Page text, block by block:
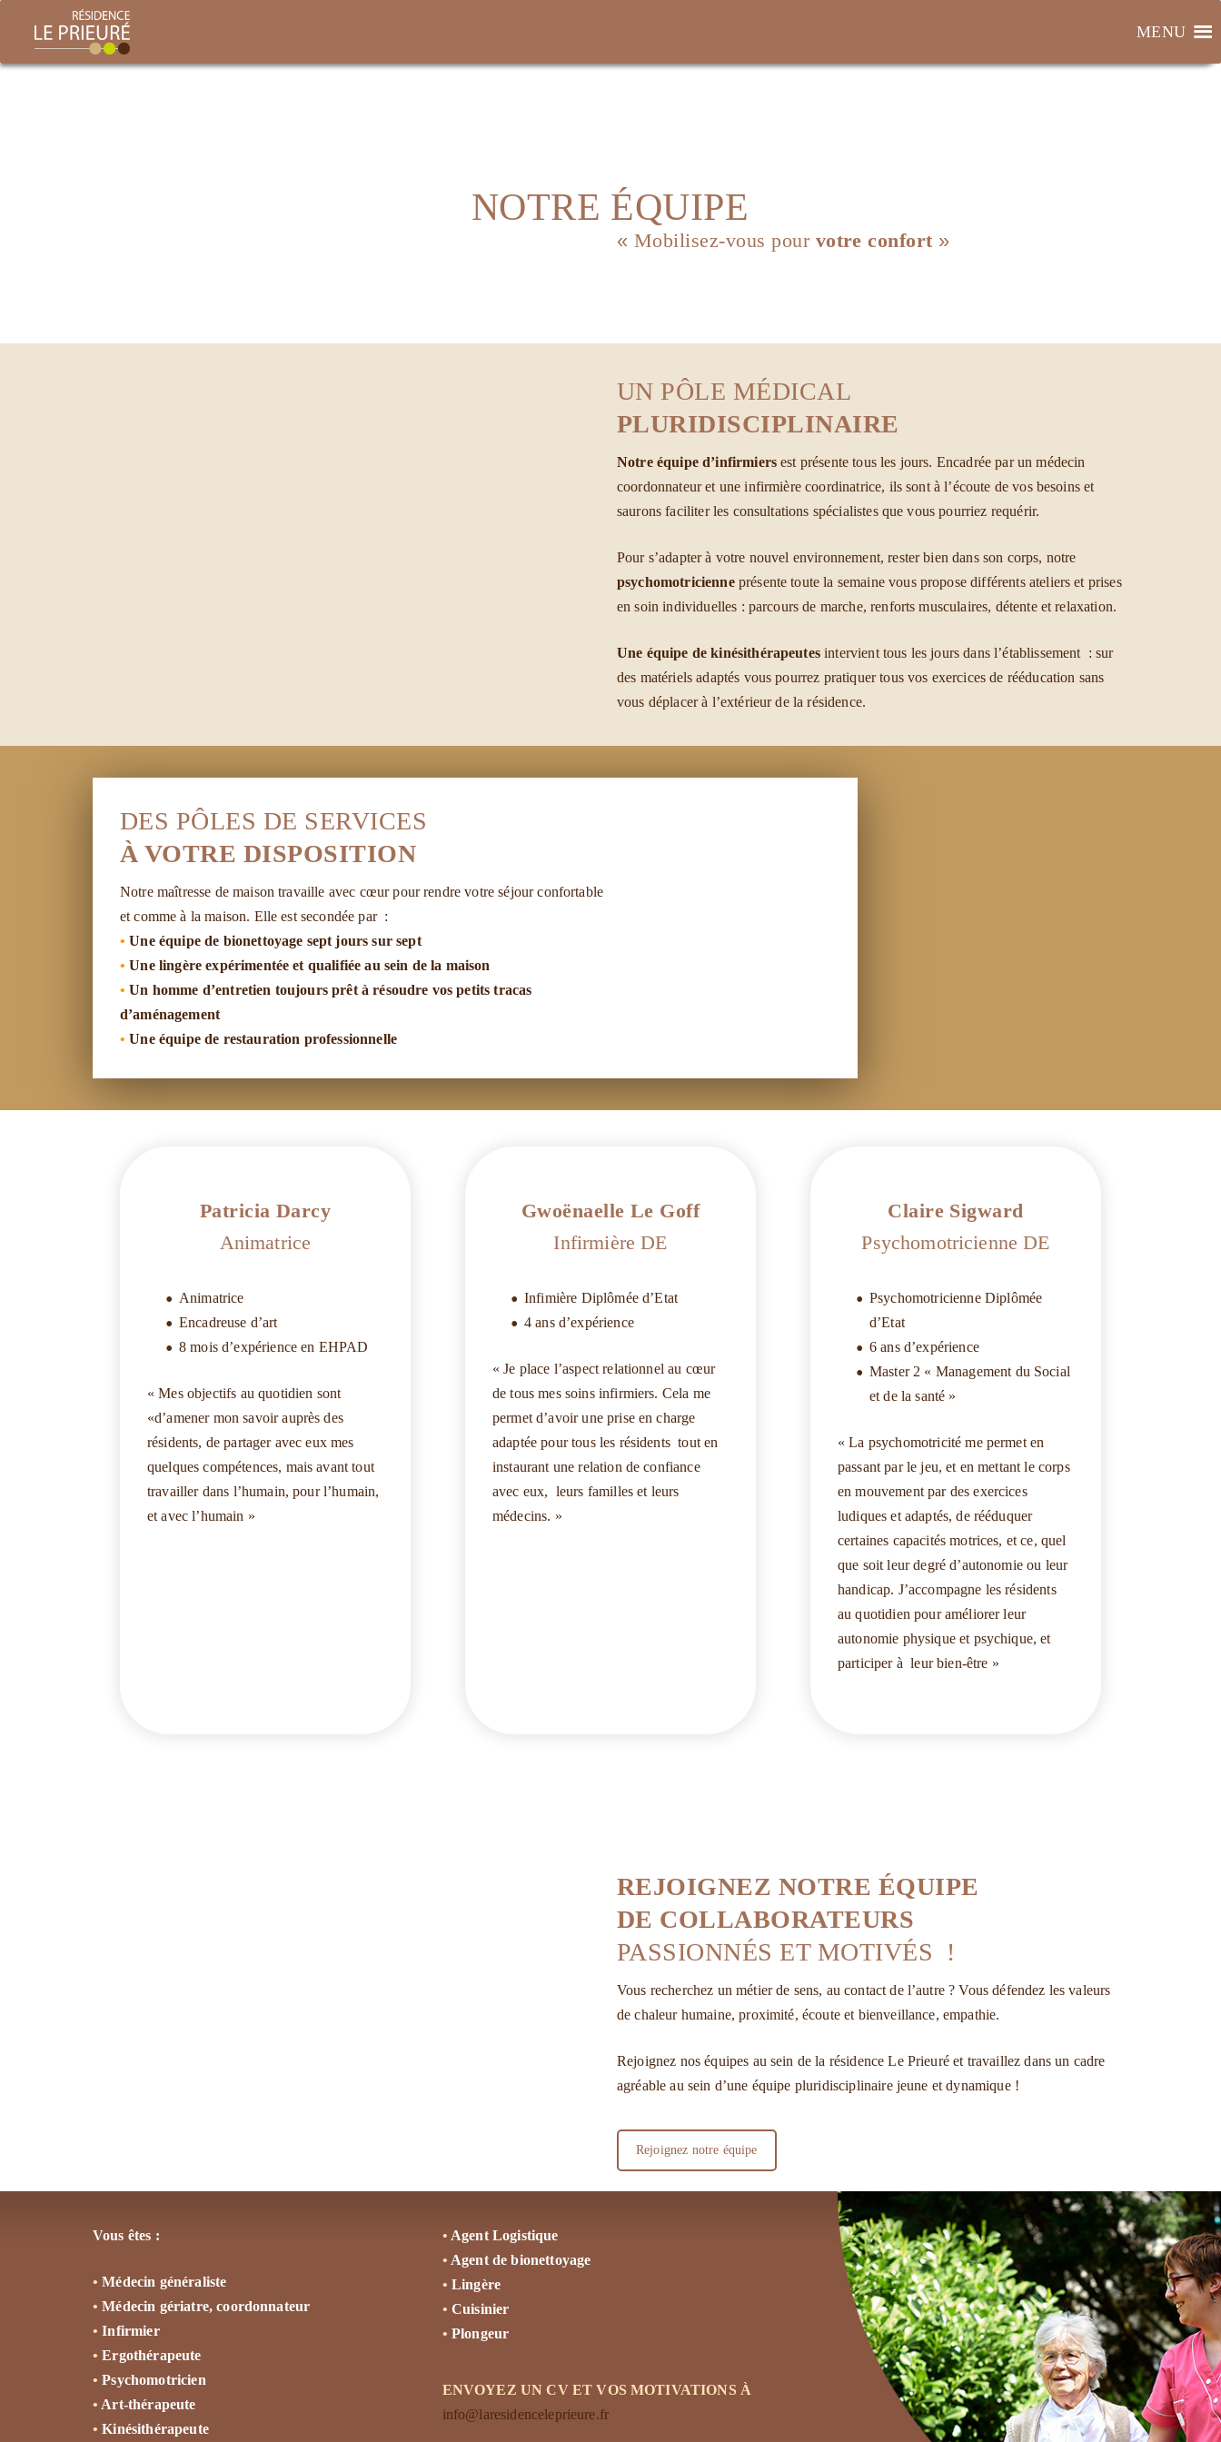
MENU
NOTRE ÉQUIPE
Mobilisez-vous pourvotre confort
UN PÔLE MÉDICAL
PLURIDISCIPLINAIRE
Notre équipe d’infirmiers est présente tous les jours. Encadrée par un médecin
coordonnateur et une infirmière coordinatrice, ils sont à l’écoute de vos besoins et
saurons faciliter les consultations spécialistes que vous pourriez requérir.
Pour s’adapter à votre nouvel environnement, rester bien dans son corps, notre
psychomotricienne présente toute la semaine vous propose différents ateliers et prises
en soin individuelles : parcours de marche, renforts musculaires, détente et relaxation.
Une équipe de kinésithérapeutesintervient tous les jours dans l’établissement : sur
des matériels adaptés vous pourrez pratiquer tous vos exercices de rééducation sans
vous déplacer à l’extérieur de la résidence.
DES PÔLES DE SERVICES
À VOTRE DISPOSITION
Notre maîtresse de maison travaille avec cœur pour rendre votre séjour confortable
et comme à la maison. Elle est secondée par :
• Une équipe de bionettoyage sept jours sur sept
• Une lingère expérimentée et qualifiée au sein de la maison
• Un homme d’entretien toujours prêt à résoudre vos petits tracas
d’aménagement
• Une équipe de restauration professionnelle
Patricia Darcy
Animatrice
Animatrice
Encadreuse d’art
8 mois d’expérience en EHPAD
« Mes objectifs au quotidien sont
«d’amener mon savoir auprès des
résidents, de partager avec eux mes
quelques compétences, mais avant tout
travailler dans l’humain, pour l’humain,
et avec l’humain »
Gwoënaelle Le Goff
Infirmière DE
Infimière Diplômée d’Etat
4 ans d’expérience
« Je place l’aspect relationnel au cœur
de tous mes soins infirmiers. Cela me
permet d’avoir une prise en charge
adaptée pour tous les résidents tout en
instaurant une relation de confiance
avec eux, leurs familles et leurs
médecins. »
Claire Sigward
Psychomotricienne DE
Psychomotricienne Diplômée
d’Etat
6 ans d’expérience
Master 2 « Management du Social
et de la santé »
« La psychomotricité me permet en
passant par le jeu, et en mettant le corps
en mouvement par des exercices
ludiques et adaptés, de rééduquer
certaines capacités motrices, et ce, quel
que soit leur degré d’autonomie ou leur
handicap. J’accompagne les résidents
au quotidien pour améliorer leur
autonomie physique et psychique, et
participer à leur bien-être »
REJOIGNEZ NOTRE ÉQUIPE
DE COLLABORATEURS
PASSIONNÉS ET MOTIVÉS !
Vous recherchez un métier de sens, au contact de l’autre ? Vous défendez les valeurs
de chaleur humaine, proximité, écoute et bienveillance, empathie.
Rejoignez nos équipes au sein de la résidence Le Prieuré et travaillez dans un cadre
agréable au sein d’une équipe pluridisciplinaire jeune et dynamique !
Rejoignez notre équipe
Vous êtes :
• Médecin généraliste
• Médecin gériatre, coordonnateur
• Infirmier
• Ergothérapeute
• Psychomotricien
• Art-thérapeute
• Kinésithérapeute
• Agent Logistique
• Agent de bionettoyage
• Lingère
• Cuisinier
• Plongeur
ENVOYEZ UN CV ET VOS MOTIVATIONS À
info@laresidenceleprieure.fr